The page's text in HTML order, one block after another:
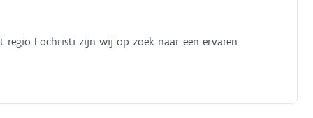
regio Lochristi zijn wij op zoek naar een ervaren